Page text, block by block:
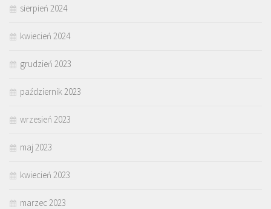
sierpień 2024
kwiecień 2024
grudzień 2023
październik 2023
wrzesień 2023
maj 2023
kwiecień 2023
marzec 2023